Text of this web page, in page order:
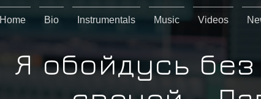
Home Bio Instrumentals Music Videos
Я обойдусь